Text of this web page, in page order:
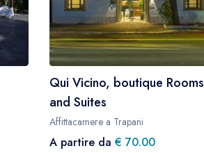
Qui Vicino, boutique Rooms
and Suites
Affittacamere a Trapani
A partire da € 70.00